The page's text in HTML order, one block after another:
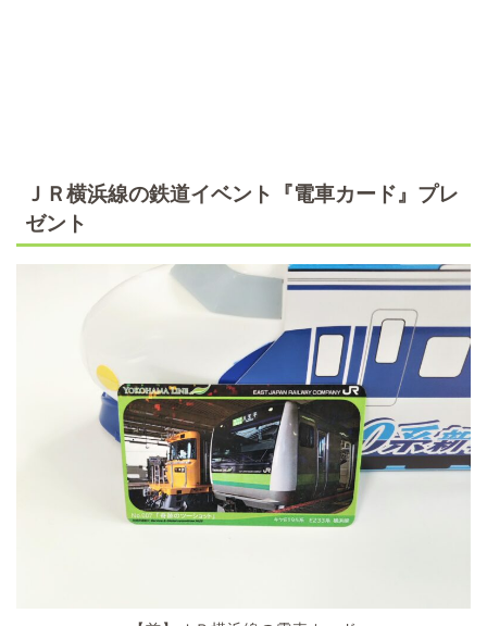
ＪＲ横浜線の鉄道イベント『電車カード』プレ
ゼント